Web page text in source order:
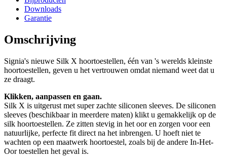
Downloads
Garantie
Omschrijving
Signia's nieuwe Silk X hoortoestellen, één van 's werelds kleinste
hoortoestellen, geven u het vertrouwen omdat niemand weet dat u
ze draagt.
Klikken, aanpassen en gaan.
Silk X is uitgerust met super zachte siliconen sleeves. De siliconen
sleeves (beschikbaar in meerdere maten) klikt u gemakkelijk op de
silk hoortoestellen. Ze zitten stevig in het oor en zorgen voor een
natuurlijke, perfecte fit direct na het inbrengen. U hoeft niet te
wachten op een maatwerk hoortoestel, zoals bij de andere In-Het-
Oor toestellen het geval is.